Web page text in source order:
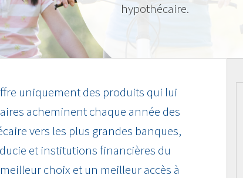
hypothécaire.
uniquement des produits qui lui
acheminent chaque année des
vers les plus grandes banques,
et institutions financières du
choix et un meilleur accès à